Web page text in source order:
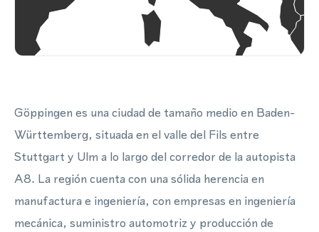
Göppingen es una ciudad de tamaño medio en Baden-
Württemberg, situada en el valle del Fils entre
Stuttgart y Ulm a lo largo del corredor de la autopista
A8. La región cuenta con una sólida herencia en
manufactura e ingeniería, con empresas en ingeniería
mecánica, suministro automotriz y producción de